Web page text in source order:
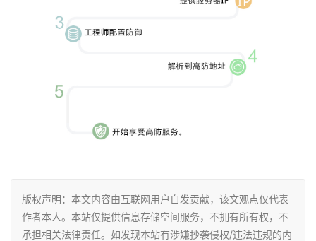
版权声明：本文内容由互联网用户自发贡献，该文观点仅代表
作者本人。本站仅提供信息存储空间服务，不拥有所有权，不
承担相关法律责任。如发现本站有涉嫌抄袭侵权/违法违规的内